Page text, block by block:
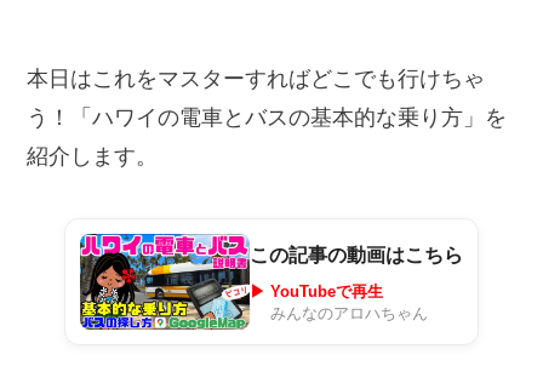
本日はこれをマスターすればどこでも行けちゃ
う！「ハワイの電車とバスの基本的な乗り方」を
紹介します。
この記事の動画はこちら
▶ YouTubeで再生
みんなのアロハちゃん